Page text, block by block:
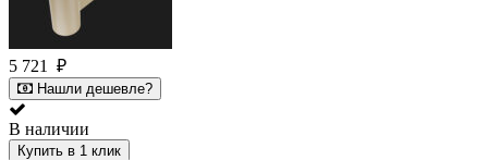
5 721 ₽
Нашли дешевле?
В наличии
Купить в 1 клик